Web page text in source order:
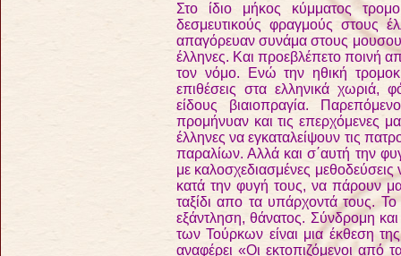
Στο ίδιο μήκος κύμματος
δεσμευτικούς φραγμούς στους
απαγόρευαν συνάμα στους
έλληνες. Και προεβλέπετο ποινή
τον νόμο. Ενώ την ηθική
επιθέσεις στα ελληνικά χωριά,
είδους βιαιοπραγία.
προμήνυαν και τις επερχόμενες
έλληνες να εγκαταλείψουν τις
παραλίων. Αλλά και σ΄αυτή την
με καλοσχεδιασμένες
κατά την φυγή τους, να πάρουν
ταξίδι απο τα υπάρχοντά τους.
εξάντληση, θάνατος. Σύνδρομη
των Τούρκων είναι μια έκθεση
αναφέρει«Οι εκτοπιζόμενοι από